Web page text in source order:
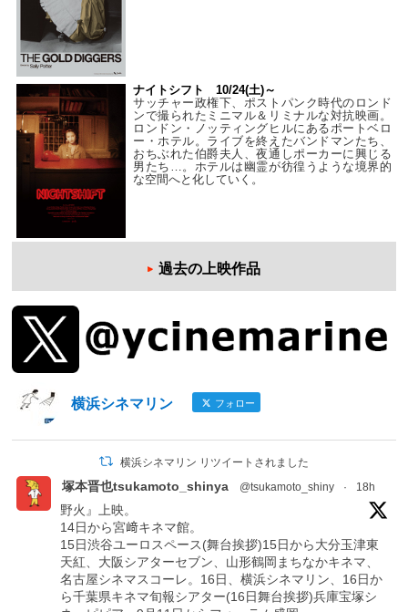
ナイトシフト 10/24(土)～
サッチャー政権下、ポストパンク時代のロンド
ンで撮られたミニマル＆リミナルな対抗映画。
ロンドン・ノッティングヒルにあるポートベロ
ー・ホテル。ライブを終えたバンドマンたち、
おちぶれた伯爵夫人、夜通しポーカーに興じる
男たち…。ホテルは幽霊が彷徨うような境界的
な空間へと化していく。
過去の上映作品
横浜シネマリン フォロー
横浜シネマリン リツイートされました
塚本晋也tsukamoto_shinya @tsukamoto_shiny · 18h
野火』上映。
14日から宮﨑キネマ館。
15日渋谷ユーロスペース(舞台挨拶)15日から大分玉津東
天紅、大阪シアターセブン、山形鶴岡まちなかキネマ、
名古屋シネマスコーレ。16日、横浜シネマリン、16日か
ら千葉県キネマ旬報シアター(16日舞台挨拶)兵庫宝塚シ